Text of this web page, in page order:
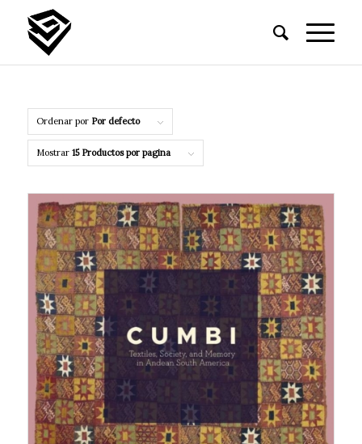
Ordenar por Por defecto
Mostrar 15 Productos por pagina